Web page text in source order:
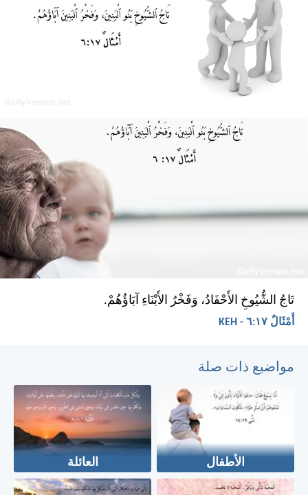
تَاجُ الشُّيُوخِ الأَحْفَادُ، وَفَخْرُ الأَبْنَاءِ آبَاؤُهُمْ.
أَمْثَالٌ ١٧:‏٦ - KEH
مواضيع ذات صلة
الأطفال العائلة